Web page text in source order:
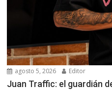
agosto 5, 2026 Editor
Juan Traffic: el guardián